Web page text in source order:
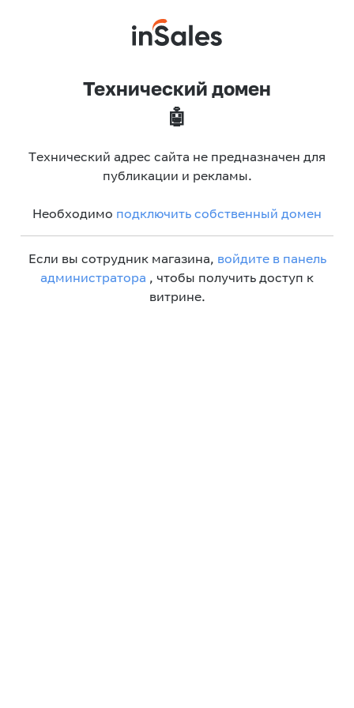
Технический домен
🤖
Технический адрес сайта не предназначен для
публикации и рекламы.
Необходимо подключить собственный домен
Если вы сотрудник магазина, войдите в панель
администратора , чтобы получить доступ к
витрине.